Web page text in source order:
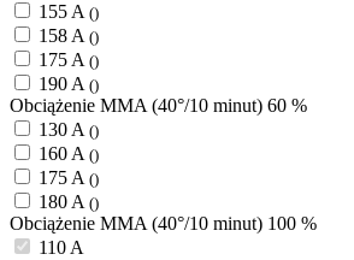
155 A ()
158 A ()
175 A ()
190 A ()
Obciążenie MMA (40°/10 minut) 60 %
130 A ()
160 A ()
175 A ()
180 A ()
Obciążenie MMA (40°/10 minut) 100 %
110 A